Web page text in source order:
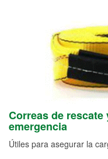
Correas de
emergencia
Útiles para asegurar la